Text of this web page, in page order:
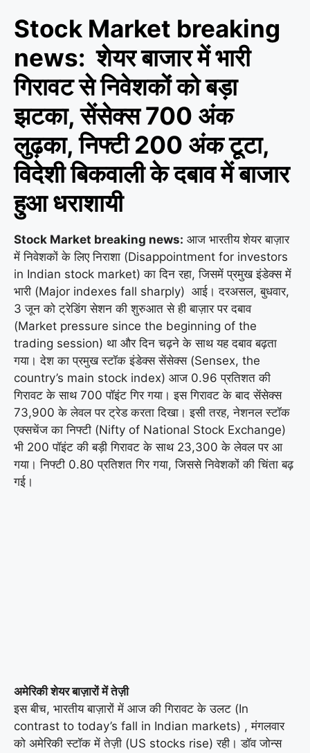
Stock Market breaking
news: शेयर बाजार में भारी
गिरावट से निवेशकों को बड़ा
झटका, सेंसेक्स 700 अंक
लुढ़का, निफ्टी 200 अंक टूटा,
विदेशी बिकवाली के दबाव में बाजार
हुआ धराशायी
Stock Market breaking news: आज भारतीय शेयर बाज़ार
में निवेशकों के लिए निराशा (Disappointment for investors
in Indian stock market) का दिन रहा, जिसमें प्रमुख इंडेक्स में
भारी (Major indexes fall sharply) आई। दरअसल, बुधवार,
3 जून को ट्रेडिंग सेशन की शुरुआत से ही बाज़ार पर दबाव
(Market pressure since the beginning of the
trading session) था और दिन चढ़ने के साथ यह दबाव बढ़ता
गया। देश का प्रमुख स्टॉक इंडेक्स सेंसेक्स (Sensex, the
country’s main stock index) आज 0.96 प्रतिशत की
गिरावट के साथ 700 पॉइंट गिर गया। इस गिरावट के बाद सेंसेक्स
73,900 के लेवल पर ट्रेड करता दिखा। इसी तरह, नेशनल स्टॉक
एक्सचेंज का निफ्टी (Nifty of National Stock Exchange)
भी 200 पॉइंट की बड़ी गिरावट के साथ 23,300 के लेवल पर आ
गया। निफ्टी 0.80 प्रतिशत गिर गया, जिससे निवेशकों की चिंता बढ़
गई।
अमेरिकी शेयर बाज़ारों में तेज़ी
इस बीच, भारतीय बाज़ारों में आज की गिरावट के उलट (In
contrast to today’s fall in Indian markets) , मंगलवार
को अमेरिकी स्टॉक में तेज़ी (US stocks rise) रही। डॉव जोन्स